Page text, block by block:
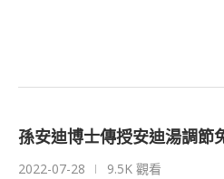
孫安迪博士傳授安迪湯調節
2022-07-28 9.5K 觀看